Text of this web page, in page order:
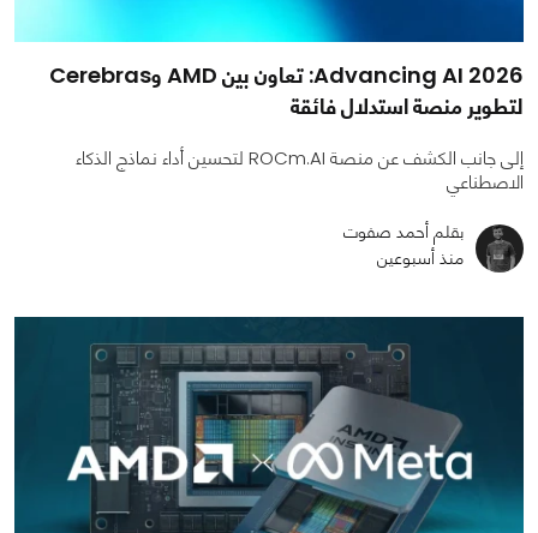
Advancing AI 2026: تعاون بين AMD وCerebras
لتطوير منصة استدلال فائقة
إلى جانب الكشف عن منصة ROCm.AI لتحسين أداء نماذج الذكاء
الاصطناعي
بقلم أحمد صفوت
منذ أسبوعين